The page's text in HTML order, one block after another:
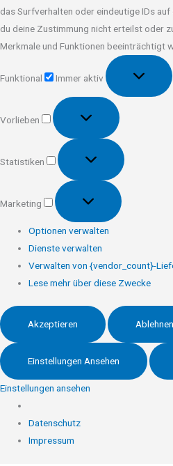
das Surfverhalten oder eindeutige IDs
du deine Zustimmung nicht erteilst oder
Merkmale und Funktionen beeinträchtigt
Funktional
Immer aktiv
Vorlieben
Vorlieben
Statistiken
Statistiken
Marketing
Marketing
Optionen verwalten
Dienste verwalten
Verwalten von {vendor_count}-
Lese mehr über diese Zwecke
Akzeptieren Ablehnen
Einstellungen Ansehen
Einstellungen ansehen
Datenschutz
Impressum